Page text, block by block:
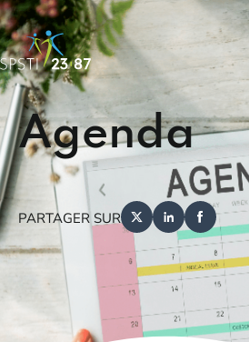
Agenda
PARTAGER SUR